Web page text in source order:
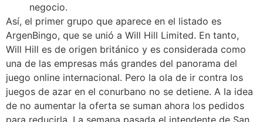
negocio.
Así, el primer grupo que aparece en el listado es
ArgenBingo, que se unió a Will Hill Limited. En tanto,
Will Hill es de origen británico y es considerada como
una de las empresas más grandes del panorama del
juego online internacional. Pero la ola de ir contra los
juegos de azar en el conurbano no se detiene. A la idea
de no aumentar la oferta se suman ahora los pedidos